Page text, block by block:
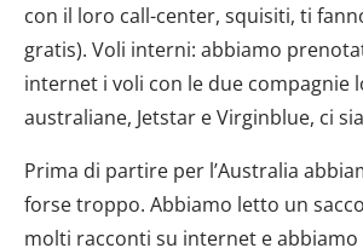
con il loro call-center, squisiti, ti
gratis). Voli interni: abbiamo
internet i voli con le due compagnie
australiane, Jetstar e Virginblue, ci
Prima di partire per l’Australia
forse troppo. Abbiamo letto un
molti racconti su internet e